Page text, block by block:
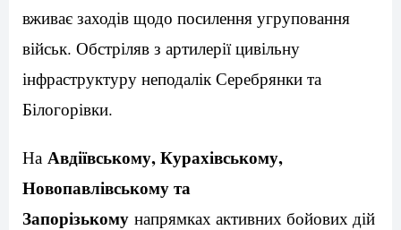
вживає заходів щодо посилення угруповання
військ. Обстріляв з артилерії цивільну
інфраструктуру неподалік Серебрянки та
Білогорівки.
На Авдіївському, Курахівському,
Новопавлівському та
Запорізькому напрямках активних бойових дій